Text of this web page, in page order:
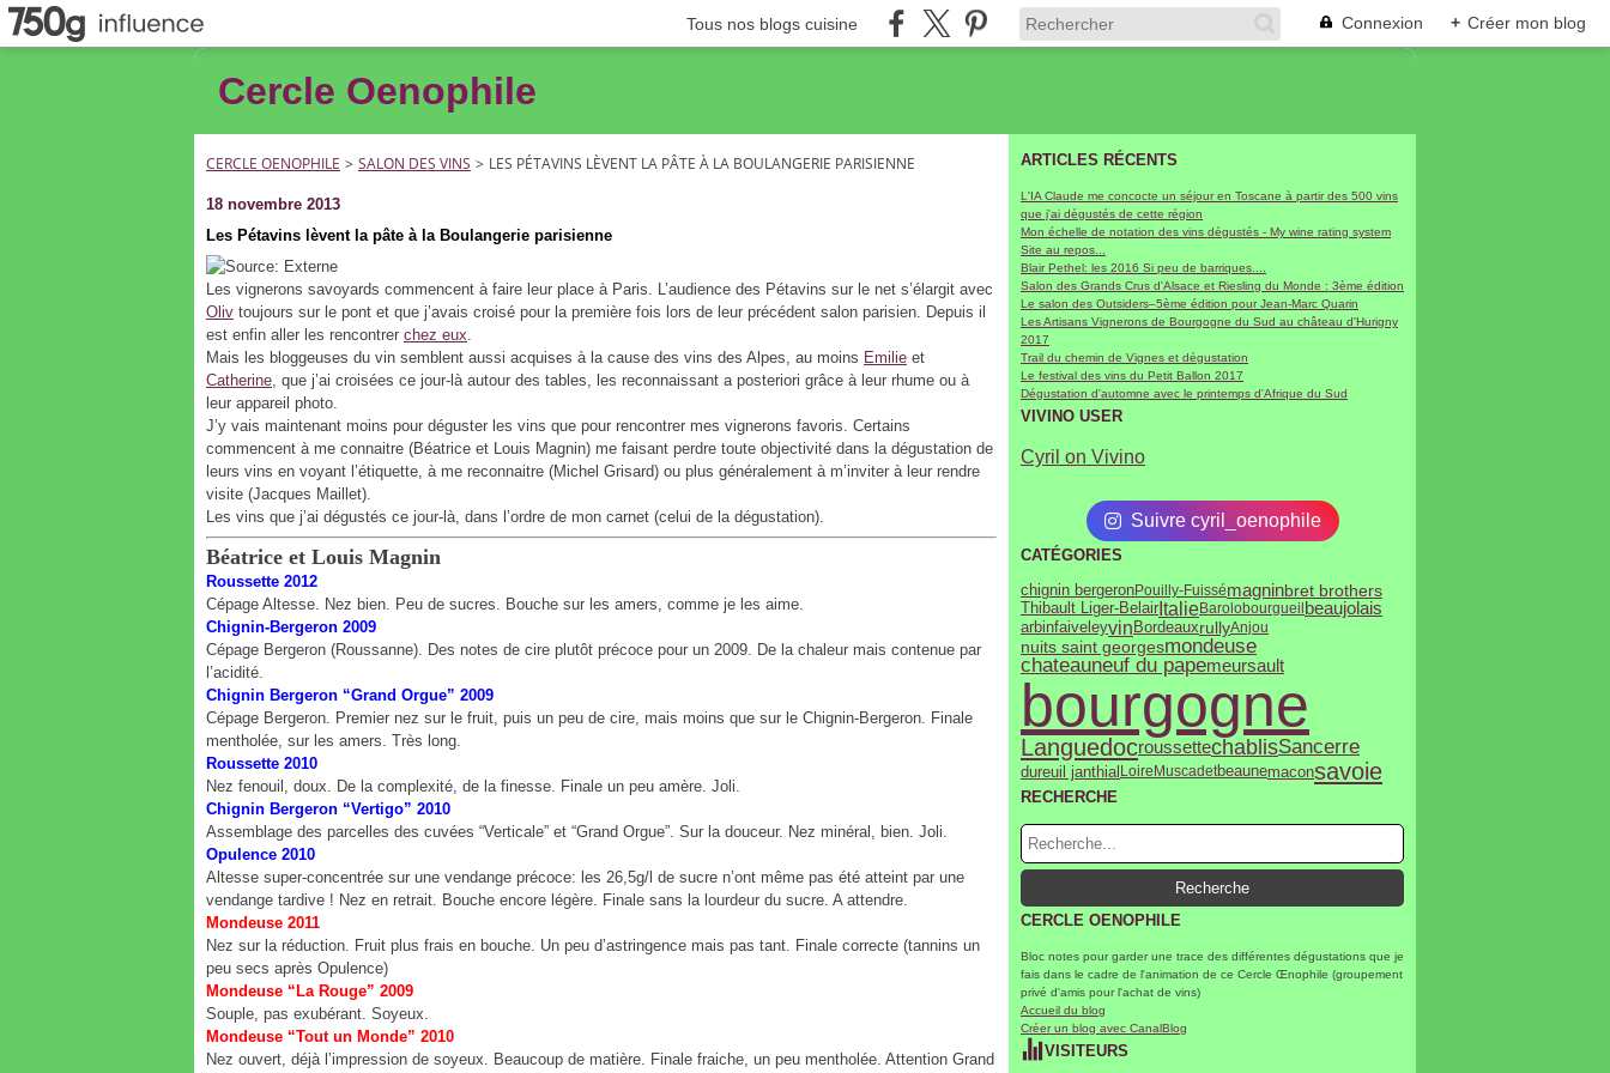
Tous nos blogs cuisine Connexion + Créer mon blog
Cercle Oenophile
CERCLE OENOPHILE > SALON DES VINS > LES PÉTAVINS LÈVENT LA PÂTE À LA BOULANGERIE PARISIENNE
18 novembre 2013
Les Pétavins lèvent la pâte à la Boulangerie parisienne
Les vignerons savoyards commencent à faire leur place à Paris. L’audience des Pétavins sur le net s’élargit avec
Oliv toujours sur le pont et que j’avais croisé pour la première fois lors de leur précédent salon parisien. Depuis il
est enfin aller les rencontrer chez eux.
Mais les bloggeuses du vin semblent aussi acquises à la cause des vins des Alpes, au moins Emilie et
Catherine, que j’ai croisées ce jour-là autour des tables, les reconnaissant a posteriori grâce à leur rhume ou à
leur appareil photo.
J’y vais maintenant moins pour déguster les vins que pour rencontrer mes vignerons favoris. Certains
commencent à me connaitre (Béatrice et Louis Magnin) me faisant perdre toute objectivité dans la dégustation de
leurs vins en voyant l’étiquette, à me reconnaitre (Michel Grisard) ou plus généralement à m’inviter à leur rendre
visite (Jacques Maillet).
Les vins que j’ai dégustés ce jour-là, dans l’ordre de mon carnet (celui de la dégustation).
Béatrice et Louis Magnin
Roussette 2012
Cépage Altesse. Nez bien. Peu de sucres. Bouche sur les amers, comme je les aime.
Chignin-Bergeron 2009
Cépage Bergeron (Roussanne). Des notes de cire plutôt précoce pour un 2009. De la chaleur mais contenue par
l’acidité.
Chignin Bergeron “Grand Orgue” 2009
Cépage Bergeron. Premier nez sur le fruit, puis un peu de cire, mais moins que sur le Chignin-Bergeron. Finale
mentholée, sur les amers. Très long.
Roussette 2010
Nez fenouil, doux. De la complexité, de la finesse. Finale un peu amère. Joli.
Chignin Bergeron “Vertigo” 2010
Assemblage des parcelles des cuvées “Verticale” et “Grand Orgue”. Sur la douceur. Nez minéral, bien. Joli.
Opulence 2010
Altesse super-concentrée sur une vendange précoce: les 26,5g/l de sucre n’ont même pas été atteint par une
vendange tardive ! Nez en retrait. Bouche encore légère. Finale sans la lourdeur du sucre. A attendre.
Mondeuse 2011
Nez sur la réduction. Fruit plus frais en bouche. Un peu d’astringence mais pas tant. Finale correcte (tannins un
peu secs après Opulence)
Mondeuse “La Rouge” 2009
Souple, pas exubérant. Soyeux.
Mondeuse “Tout un Monde” 2010
Nez ouvert, déjà l’impression de soyeux. Beaucoup de matière. Finale fraiche, un peu mentholée. Attention Grand
ARTICLES RÉCENTS
L'IA Claude me concocte un séjour en Toscane à partir des 500 vins
que j'ai dégustés de cette région
Mon échelle de notation des vins dégustés - My wine rating system
Site au repos...
Blair Pethel: les 2016 Si peu de barriques....
Salon des Grands Crus d'Alsace et Riesling du Monde : 3ème édition
Le salon des Outsiders–5ème édition pour Jean-Marc Quarin
Les Artisans Vignerons de Bourgogne du Sud au château d'Hurigny
2017
Trail du chemin de Vignes et dégustation
Le festival des vins du Petit Ballon 2017
Dégustation d'automne avec le printemps d'Afrique du Sud
VIVINO USER
Cyril on Vivino
Suivre cyril_oenophile
CATÉGORIES
chignin bergeronPouilly-Fuissémagninbret brothers
Thibault Liger-BelairItalieBarolobourgueil beaujolais
arbinfaiveleyvin BordeauxrullyAnjou
nuits saint georgesmondeuse
chateauneuf du papemeursault
bourgogne
LanguedocroussettechablisSancerre
dureuil janthial Loire Muscadetbeaunemaconsavoie
RECHERCHE
CERCLE OENOPHILE
Bloc notes pour garder une trace des différentes dégustations que je
fais dans le cadre de l'animation de ce Cercle Œnophile (groupement
privé d'amis pour l'achat de vins)
Accueil du blog
Créer un blog avec CanalBlog
VISITEURS